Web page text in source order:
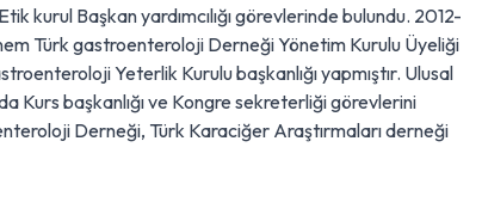
kurul Başkan yardımcılığı görevlerinde bulundu. 2012-
Türk gastroenteroloji Derneği Yönetim Kurulu Üyeliği
Yeterlik Kurulu başkanlığı yapmıştır. Ulusal
Kurs başkanlığı ve Kongre sekreterliği görevlerini
Derneği, Türk Karaciğer Araştırmaları derneği